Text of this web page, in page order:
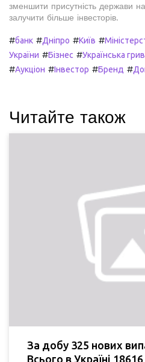
зменшити присутність держави
залучити більше інвесторів.
#банк #Дніпро #Київ #
України #Бізнес #Українська
#Аукціон #Інвестор #Бренд #
Читайте також
За добу 325 нових
Всього в Україні